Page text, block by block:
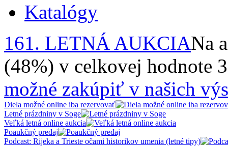
Katalógy
161. LETNÁ AUKCIANa
(48%) v celkovej hodnote
možné zakúpiť v našich
Diela možné online iba rezervovať
Letné prázdniny v Soge
Veľká letná online aukcia
Poaukčný predaj
Podcast: Rijeka a Trieste očami historikov umenia (letné tipy)